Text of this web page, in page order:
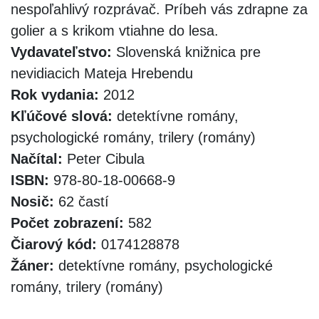
nespoľahlivý rozprávač. Príbeh vás zdrapne za
golier a s krikom vtiahne do lesa.
Vydavateľstvo: Slovenská knižnica pre
nevidiacich Mateja Hrebendu
Rok vydania: 2012
Kľúčové slová: detektívne romány,
psychologické romány, trilery (romány)
Načítal: Peter Cibula
ISBN: 978-80-18-00668-9
Nosič: 62 častí
Počet zobrazení: 582
Čiarový kód: 0174128878
Žáner: detektívne romány, psychologické
romány, trilery (romány)